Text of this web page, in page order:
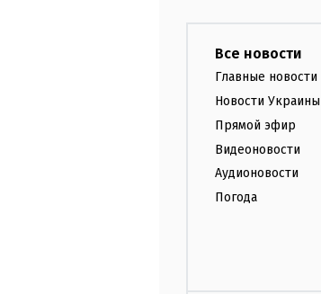
Все новости
Главные новости
Новости Украины
Прямой эфир
Видеоновости
Аудионовости
Погода